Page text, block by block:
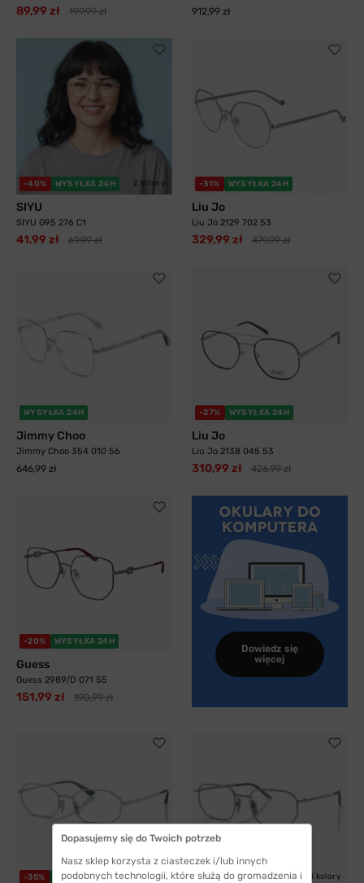
89,99 zł 199,99 zł 912,99 zł
-40% WYSYŁKA 24H 2 kolory
SIYU
SIYU G95 276 C1
41,99 zł 69,99 zł
-31% WYSYŁKA 24H
Liu Jo
Liu Jo 2129 702 53
329,99 zł 479,99 zł
WYSYŁKA 24H
Jimmy Choo
Jimmy Choo 354 010 56
646,99 zł
-27% WYSYŁKA 24H
Liu Jo
Liu Jo 2138 045 53
310,99 zł 426,99 zł
-20% WYSYŁKA 24H
Guess
Guess 2989/D 071 55
151,99 zł 190,99 zł
Dowiedz się
więcej
-35% WYSYŁKA 24H 4 kolory WYSYŁKA 24H 4 kolory
Dopasujemy się do Twoich potrzeb
Nasz sklep korzysta z ciasteczek i/lub innych
podobnych technologii, które służą do gromadzenia i